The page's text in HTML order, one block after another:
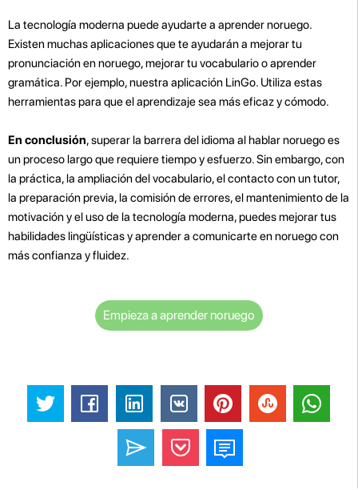
La tecnología moderna puede ayudarte a aprender noruego.
Existen muchas aplicaciones que te ayudarán a mejorar tu
pronunciación en noruego, mejorar tu vocabulario o aprender
gramática. Por ejemplo, nuestra aplicación LinGo. Utiliza estas
herramientas para que el aprendizaje sea más eficaz y cómodo.
En conclusión, superar la barrera del idioma al hablar noruego es
un proceso largo que requiere tiempo y esfuerzo. Sin embargo, con
la práctica, la ampliación del vocabulario, el contacto con un tutor,
la preparación previa, la comisión de errores, el mantenimiento de la
motivación y el uso de la tecnología moderna, puedes mejorar tus
habilidades lingüísticas y aprender a comunicarte en noruego con
más confianza y fluidez.
Empieza a aprender noruego